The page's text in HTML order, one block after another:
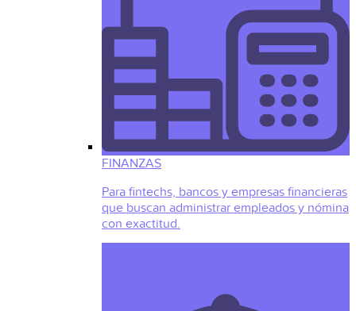
FINANZAS
Para fintechs, bancos y empresas financieras
que buscan administrar empleados y nómina
con exactitud.